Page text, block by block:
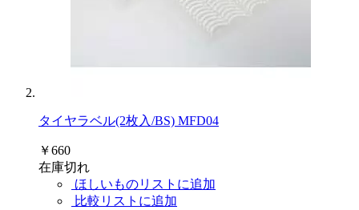
タイヤラベル(2枚入/BS) MFD04
￥660
在庫切れ
ほしいものリストに追加
比較リストに追加